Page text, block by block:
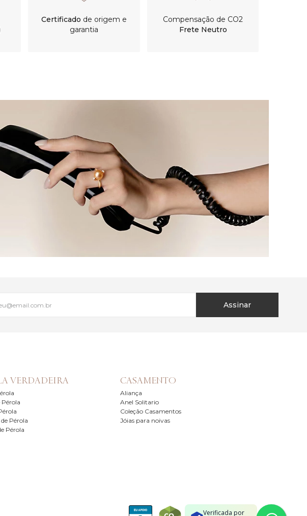
Certificado de origem e
garantia
Compensação de CO2
Frete Neutro
Assinar
VERDADEIRA
Pérola
Pérola
Pérola
CASAMENTO
Aliança
Anel Solitario
Coleção Casamentos
Jóias para noivas
Verificada por